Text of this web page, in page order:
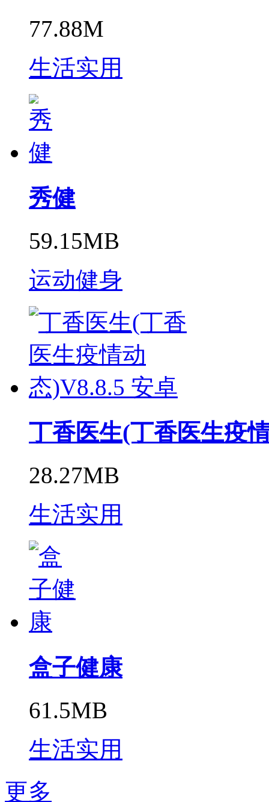
77.88M
生活实用
秀健
59.15MB
运动健身
丁香医生(丁香医生疫
28.27MB
生活实用
盒子健康
61.5MB
生活实用
更多